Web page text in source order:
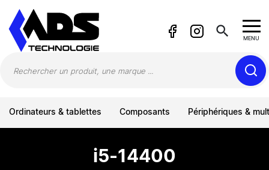
search MENU
Ordinateurs & tablettes Composants Périphériques &
i5-14400